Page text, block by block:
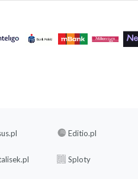
Editio.pl
Sploty